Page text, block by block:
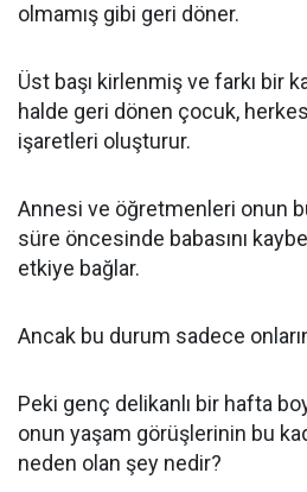
olmamış gibi geri döner.
Üst başı kirlenmiş ve farkı bir
halde geri dönen çocuk,
işaretleri oluşturur.
Annesi ve öğretmenleri onun
süre öncesinde babasını
etkiye bağlar.
Ancak bu durum sadece
Peki genç delikanlı bir hafta
onun yaşam görüşlerinin bu
neden olan şey nedir?